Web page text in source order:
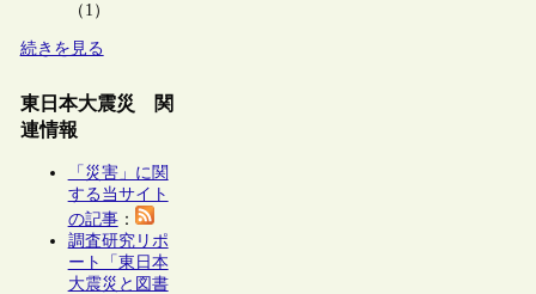
（1）
続きを見る
東日本大震災 関
連情報
「災害」に関
する当サイト
の記事：
調査研究リポ
ート「東日本
大震災と図書